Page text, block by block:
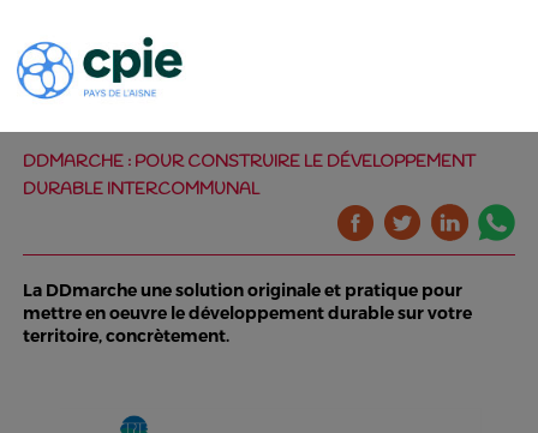
DDMARCHE : POUR CONSTRUIRE LE DÉVELOPPEMENT
DURABLE INTERCOMMUNAL
La DDmarche une solution originale et pratique pour
mettre en oeuvre le développement durable sur votre
territoire, concrètement.